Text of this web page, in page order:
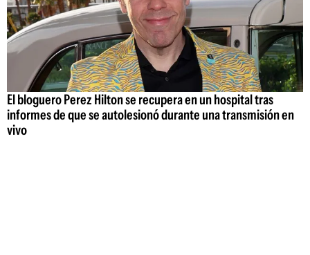
El bloguero Perez Hilton se recupera en un hospital tras
informes de que se autolesionó durante una transmisión en
vivo